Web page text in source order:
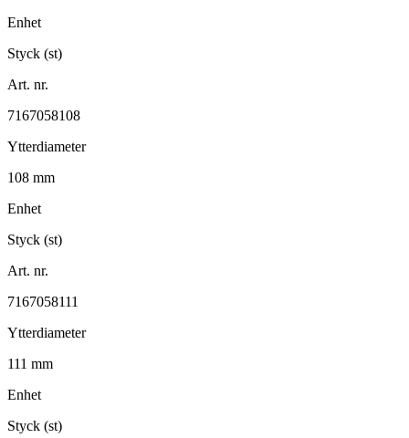
Enhet
Styck (st)
Art. nr.
7167058108
Ytterdiameter
108 mm
Enhet
Styck (st)
Art. nr.
7167058111
Ytterdiameter
111 mm
Enhet
Styck (st)